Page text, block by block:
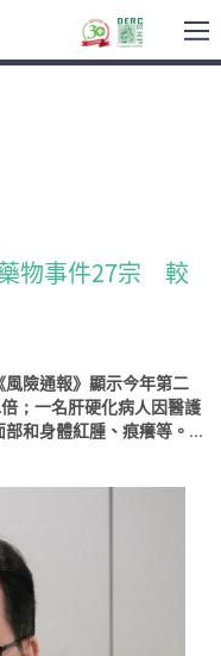
物事件27宗 較
險通報》顯示今年第二
；一名肝硬化病人因醫護
和身體紅腫、痕癢等。...